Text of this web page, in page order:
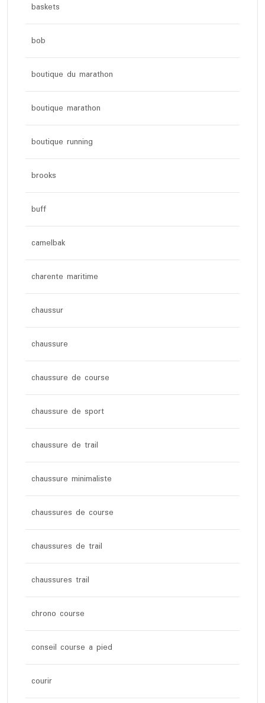
baskets
bob
boutique du marathon
boutique marathon
boutique running
brooks
buff
camelbak
charente maritime
chaussur
chaussure
chaussure de course
chaussure de sport
chaussure de trail
chaussure minimaliste
chaussures de course
chaussures de trail
chaussures trail
chrono course
conseil course a pied
courir